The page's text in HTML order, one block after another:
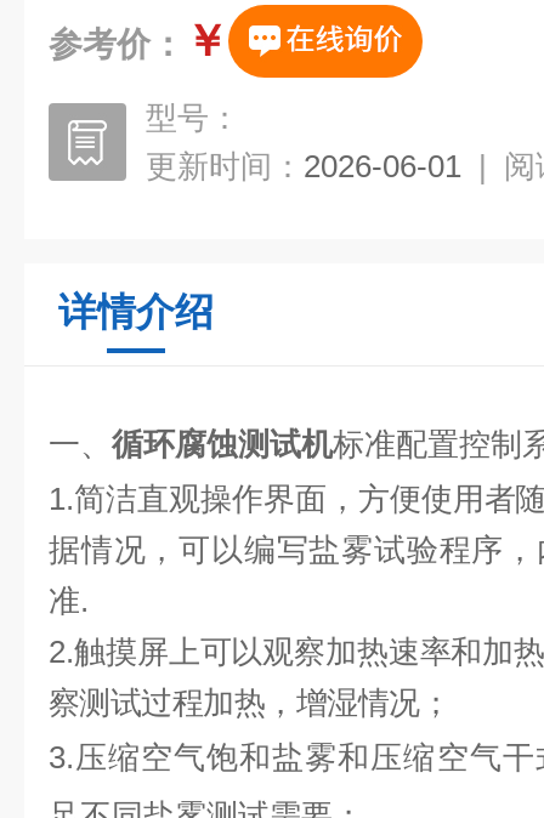
参考价： ￥
型号：
更新时间： 2026-06-01 | 阅
详情介绍
一、 循环腐蚀测试机标准配置控制
1.简洁直观操作界面，方便使用者
据情况，可以编写盐雾试验程序
准.
2.触摸屏上可以观察加热速率和加
察测试过程加热，增湿情况；
3.压缩空气饱和盐雾和压缩空气